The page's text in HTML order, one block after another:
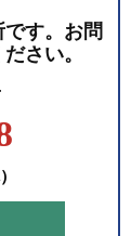
す。お問
さい。